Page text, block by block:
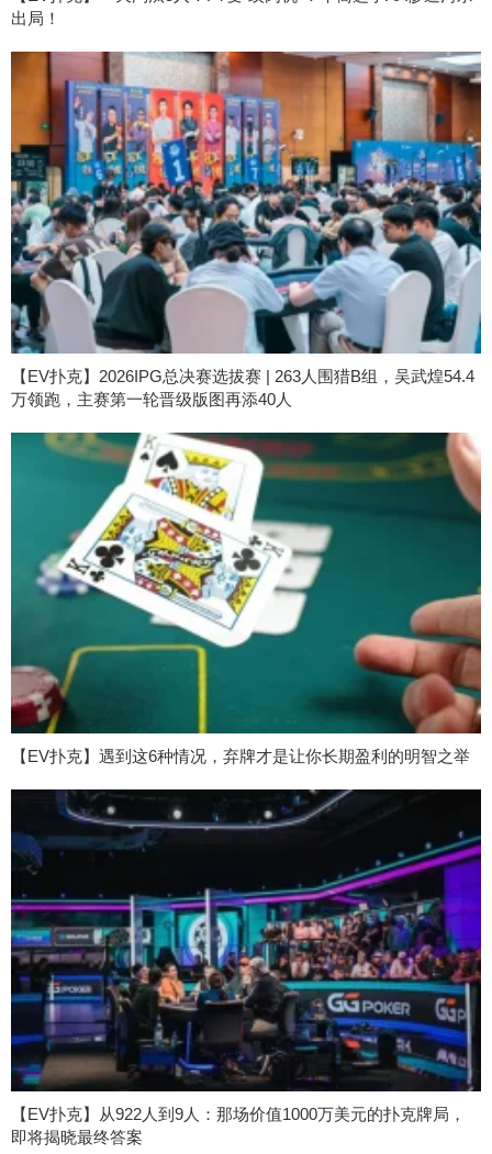
出局！
【EV扑克】2026IPG总决赛选拔赛 | 263人围猎B组，吴武煌54.4
万领跑，主赛第一轮晋级版图再添40人
【EV扑克】遇到这6种情况，弃牌才是让你长期盈利的明智之举
【EV扑克】从922人到9人：那场价值1000万美元的扑克牌局，
即将揭晓最终答案